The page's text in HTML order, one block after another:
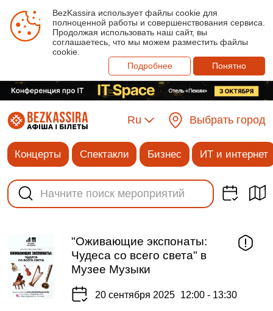
BezKassira использует файлы cookie для
полноценной работы и совершенствования сервиса.
Продолжая использовать наш сайт, вы
соглашаетесь, что мы можем разместить файлы
cookie.
Подробнее
Понятно
Ru Выбрать город
Концерты Спектакли Бизнес ИТ и интернет
"Оживающие экспонаты:
Чудеса со всего света" в
Музее Музыки
20 сентября 2025 12:00 - 13:30